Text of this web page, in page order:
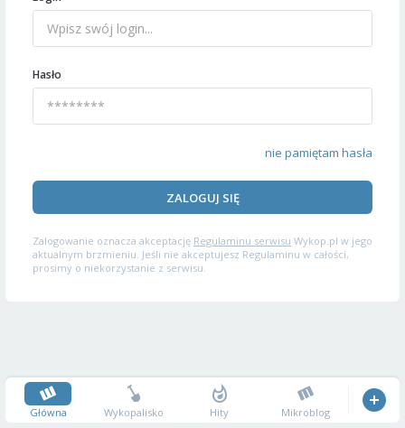
Hasło
nie pamiętam hasła
ZALOGUJ SIĘ
Zalogowanie oznacza akceptację Regulaminu serwisu Wykop.pl w jego
aktualnym brzmieniu. Jeśli nie akceptujesz Regulaminu w całości,
prosimy o niekorzystanie z serwisu.
Główna Wykopalisko Hity Mikroblog